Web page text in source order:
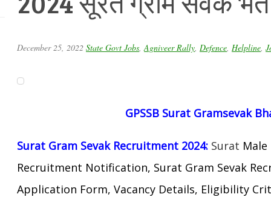
December 25, 2022 State Govt Jobs Agniveer Rally Defence Helpline
GPSSB SuratGramsevak
Surat Gram Sevak Recruitment 2024: Surat Male
Recruitment Notification, Surat Gram Sevak
Application Form, Vacancy Details, Eligibility